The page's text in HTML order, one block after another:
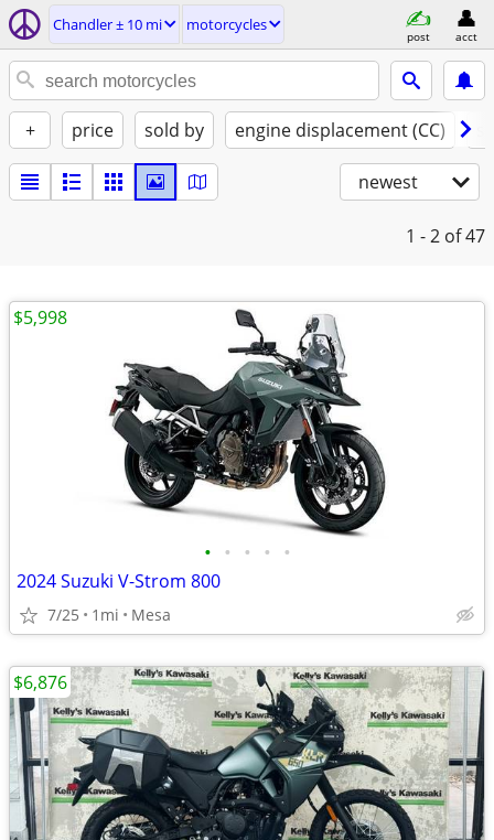
Chandler ± 10 mi motorcycles
post acct
+ price sold by engine displacement (CC)
newest
1 - 2 of 47
• • • • •
2024 Suzuki V-Strom 800
7/25 1mi Mesa
$5,998
$6,876